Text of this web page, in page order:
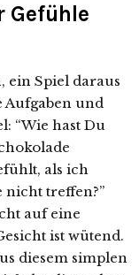
Gefühle
ein Spiel daraus
Aufgaben und
“Wie hast Du
als ich
nicht treffen?”
auf eine
ist wütend.
diesem simplen